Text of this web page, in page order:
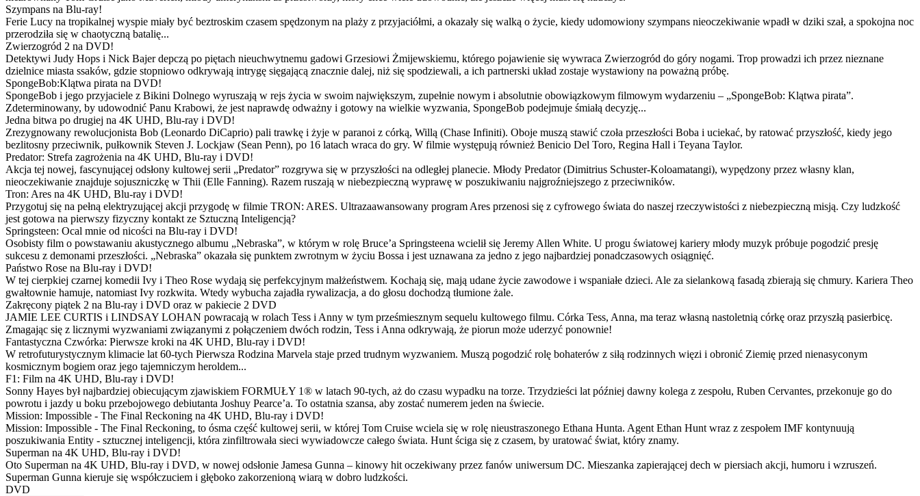
Szympans na Blu-ray!
Ferie Lucy na tropikalnej wyspie miały być beztroskim czasem spędzonym na plaży z przyjaciółmi, a okazały się walką o życie, kiedy udomowiony szympans nieoczekiwanie wpadł w dziki szał, a spokojna noc
przerodziła się w chaotyczną batalię...
Zwierzogród 2 na DVD!
Detektywi Judy Hops i Nick Bajer depczą po piętach nieuchwytnemu gadowi Grzesiowi Żmijewskiemu, którego pojawienie się wywraca Zwierzogród do góry nogami. Trop prowadzi ich przez nieznane
dzielnice miasta ssaków, gdzie stopniowo odkrywają intrygę sięgającą znacznie dalej, niż się spodziewali, a ich partnerski układ zostaje wystawiony na poważną próbę.
SpongeBob:Klątwa pirata na DVD!
SpongeBob i jego przyjaciele z Bikini Dolnego wyruszają w rejs życia w swoim największym, zupełnie nowym i absolutnie obowiązkowym filmowym wydarzeniu – „SpongeBob: Klątwa pirata”.
Zdeterminowany, by udowodnić Panu Krabowi, że jest naprawdę odważny i gotowy na wielkie wyzwania, SpongeBob podejmuje śmiałą decyzję...
Jedna bitwa po drugiej na 4K UHD, Blu-ray i DVD!
Zrezygnowany rewolucjonista Bob (Leonardo DiCaprio) pali trawkę i żyje w paranoi z córką, Willą (Chase Infiniti). Oboje muszą stawić czoła przeszłości Boba i uciekać, by ratować przyszłość, kiedy jego
bezlitosny przeciwnik, pułkownik Steven J. Lockjaw (Sean Penn), po 16 latach wraca do gry. W filmie występują również Benicio Del Toro, Regina Hall i Teyana Taylor.
Predator: Strefa zagrożenia na 4K UHD, Blu-ray i DVD!
Akcja tej nowej, fascynującej odsłony kultowej serii „Predator” rozgrywa się w przyszłości na odległej planecie. Młody Predator (Dimitrius Schuster-Koloamatangi), wypędzony przez własny klan,
nieoczekiwanie znajduje sojuszniczkę w Thii (Elle Fanning). Razem ruszają w niebezpieczną wyprawę w poszukiwaniu najgroźniejszego z przeciwników.
Tron: Ares na 4K UHD, Blu-ray i DVD!
Przygotuj się na pełną elektryzującej akcji przygodę w filmie TRON: ARES. Ultrazaawansowany program Ares przenosi się z cyfrowego świata do naszej rzeczywistości z niebezpieczną misją. Czy ludzkość
jest gotowa na pierwszy fizyczny kontakt ze Sztuczną Inteligencją?
Springsteen: Ocal mnie od nicości na Blu-ray i DVD!
Osobisty film o powstawaniu akustycznego albumu „Nebraska”, w którym w rolę Bruce’a Springsteena wcielił się Jeremy Allen White. U progu światowej kariery młody muzyk próbuje pogodzić presję
sukcesu z demonami przeszłości. „Nebraska” okazała się punktem zwrotnym w życiu Bossa i jest uznawana za jedno z jego najbardziej ponadczasowych osiągnięć.
Państwo Rose na Blu-ray i DVD!
W tej cierpkiej czarnej komedii Ivy i Theo Rose wydają się perfekcyjnym małżeństwem. Kochają się, mają udane życie zawodowe i wspaniałe dzieci. Ale za sielankową fasadą zbierają się chmury. Kariera Theo
gwałtownie hamuje, natomiast Ivy rozkwita. Wtedy wybucha zajadła rywalizacja, a do głosu dochodzą tłumione żale.
Zakręcony piątek 2 na Blu-ray i DVD oraz w pakiecie 2 DVD
JAMIE LEE CURTIS i LINDSAY LOHAN powracają w rolach Tess i Anny w tym prześmiesznym sequelu kultowego filmu. Córka Tess, Anna, ma teraz własną nastoletnią córkę oraz przyszłą pasierbicę.
Zmagając się z licznymi wyzwaniami związanymi z połączeniem dwóch rodzin, Tess i Anna odkrywają, że piorun może uderzyć ponownie!
Fantastyczna Czwórka: Pierwsze kroki na 4K UHD, Blu-ray i DVD!
W retrofuturystycznym klimacie lat 60-tych Pierwsza Rodzina Marvela staje przed trudnym wyzwaniem. Muszą pogodzić rolę bohaterów z siłą rodzinnych więzi i obronić Ziemię przed nienasyconym
kosmicznym bogiem oraz jego tajemniczym heroldem...
F1: Film na 4K UHD, Blu-ray i DVD!
Sonny Hayes był najbardziej obiecującym zjawiskiem FORMUŁY 1® w latach 90-tych, aż do czasu wypadku na torze. Trzydzieści lat później dawny kolega z zespołu, Ruben Cervantes, przekonuje go do
powrotu i jazdy u boku przebojowego debiutanta Joshuy Pearce’a. To ostatnia szansa, aby zostać numerem jeden na świecie.
Mission: Impossible - The Final Reckoning na 4K UHD, Blu-ray i DVD!
Mission: Impossible - The Final Reckoning, to ósma część kultowej serii, w której Tom Cruise wciela się w rolę nieustraszonego Ethana Hunta. Agent Ethan Hunt wraz z zespołem IMF kontynuują
poszukiwania Entity - sztucznej inteligencji, która zinfiltrowała sieci wywiadowcze całego świata. Hunt ściga się z czasem, by uratować świat, który znamy.
Superman na 4K UHD, Blu-ray i DVD!
Oto Superman na 4K UHD, Blu-ray i DVD, w nowej odsłonie Jamesa Gunna – kinowy hit oczekiwany przez fanów uniwersum DC. Mieszanka zapierającej dech w piersiach akcji, humoru i wzruszeń.
Superman Gunna kieruje się współczuciem i głęboko zakorzenioną wiarą w dobro ludzkości.
DVD